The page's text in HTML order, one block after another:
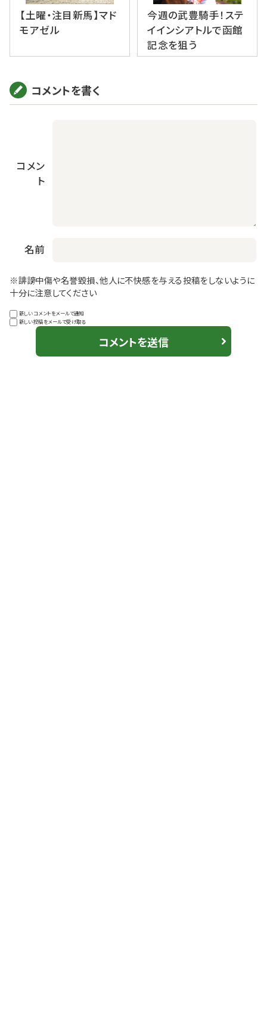
【土曜・注目新馬】マド
モアゼル
今週の武豊騎手！ステ
イインシアトルで函館
記念を狙う
コメントを書く
コメン
ト
名前
※誹謗中傷や名誉毀損、他人に不快感を与える投稿をしないように
十分に注意してください
新しいコメントをメールで通知
新しい投稿をメールで受け取る
コメントを送信